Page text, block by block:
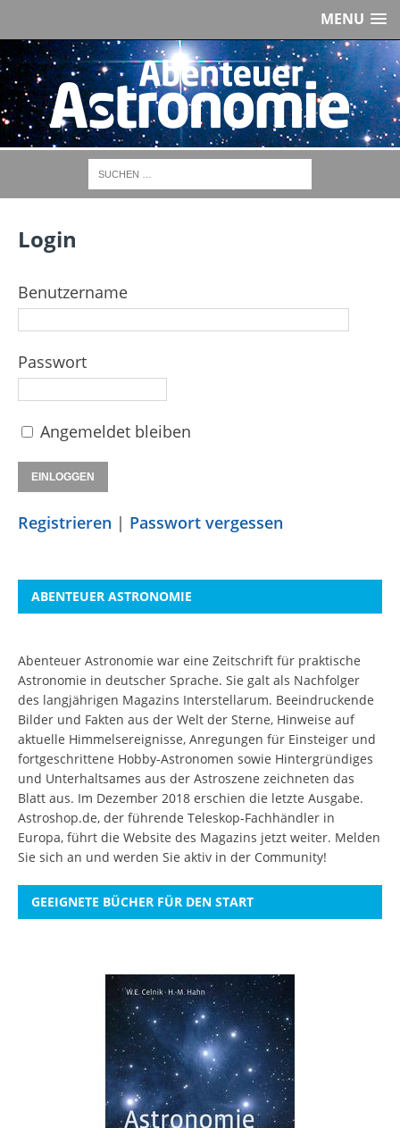
MENU
Login
Benutzername
Passwort
Angemeldet bleiben
Registrieren | Passwort vergessen
ABENTEUER ASTRONOMIE
Abenteuer Astronomie war eine Zeitschrift für praktische
Astronomie in deutscher Sprache. Sie galt als Nachfolger
des langjährigen Magazins Interstellarum. Beeindruckende
Bilder und Fakten aus der Welt der Sterne, Hinweise auf
aktuelle Himmelsereignisse, Anregungen für Einsteiger und
fortgeschrittene Hobby-Astronomen sowie Hintergründiges
und Unterhaltsames aus der Astroszene zeichneten das
Blatt aus. Im Dezember 2018 erschien die letzte Ausgabe.
Astroshop.de, der führende Teleskop-Fachhändler in
Europa, führt die Website des Magazins jetzt weiter. Melden
Sie sich an und werden Sie aktiv in der Community!
GEEIGNETE BÜCHER FÜR DEN START